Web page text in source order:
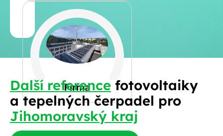
Firma
Jiná
Spočítat
kalkulaci
Jméno
a
příjmení
Telefon
E-
mail
Další reference fotovoltaiky
a tepelných čerpadel pro
Jihomoravský kraj